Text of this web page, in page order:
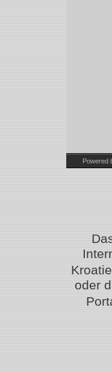
Powered
oder